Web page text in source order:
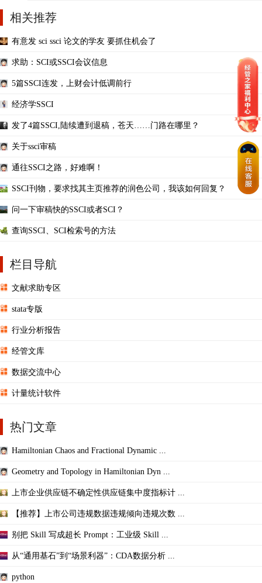
相关推荐
有意发 sci ssci 论文的学友 要抓住机会了
求助：SCI或SSCI会议信息
5篇SSCI连发，上财会计低调前行
经济学SSCI
发了4篇SSCI,陆续遭到退稿，苍天……门路在哪里？
关于ssci审稿
通往SSCI之路，好难啊！
SSCI刊物，要求找其主页推荐的润色公司，我该如何回复？
问一下审稿快的SSCI或者SCI？
查询SSCI、SCI检索号的方法
栏目导航
文献求助专区
stata专版
行业分析报告
经管文库
数据交流中心
计量统计软件
热门文章
Hamiltonian Chaos and Fractional Dynamic ...
Geometry and Topology in Hamiltonian Dyn ...
上市企业供应链不确定性供应链集中度指标计 ...
【推荐】上市公司违规数据违规倾向违规次数 ...
别把 Skill 写成超长 Prompt：工业级 Skill ...
从“通用基石”到“场景利器”：CDA数据分析 ...
python